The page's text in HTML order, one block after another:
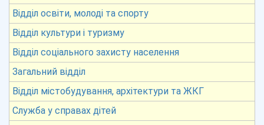
Відділ освіти, молоді та спорту
Відділ культури і туризму
Відділ соціального захисту населення
Загальний відділ
Відділ містобудування, архітектури та ЖКГ
Служба у справах дітей